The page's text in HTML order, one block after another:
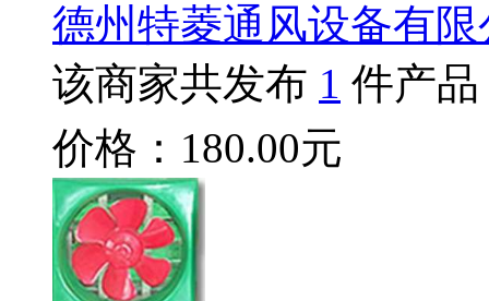
德州特菱通风设备有限
该商家共发布 1 件产品
价格：180.00元